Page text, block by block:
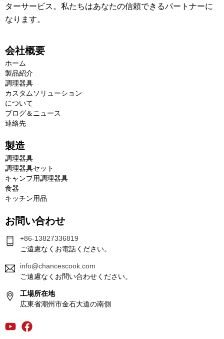
ターサービス。私たちはあなたの信頼できるパートナーに
なります。
会社概要
ホーム
製品紹介
調理器具
カスタムソリューション
について
ブログ＆ニュース
連絡先
製造
調理器具
調理器具セット
キャンプ用調理器具
食器
キッチン用品
お問い合わせ
+86-13827336819
ご遠慮なくお電話ください。
info@chancescook.com
ご遠慮なくお問い合わせください。
工場所在地
広東省潮州市金石大道の南側